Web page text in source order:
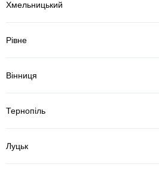
Хмельницький
Рівне
Вінниця
Тернопіль
Луцьк